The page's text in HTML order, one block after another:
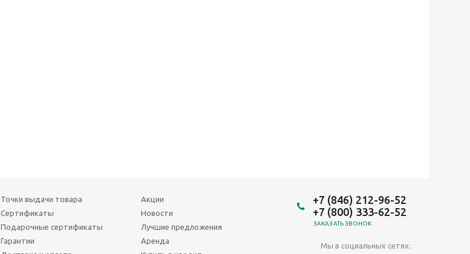
Точки выдачи товара
Сертификаты
Подарочные сертификаты
Гарантии
Акции
Новости
Лучшие предложения
Аренда
+7 (846) 212-96-52
+7 (800) 333-62-52
ЗАКАЗАТЬ ЗВОНОК
Мы в социальных сетях: